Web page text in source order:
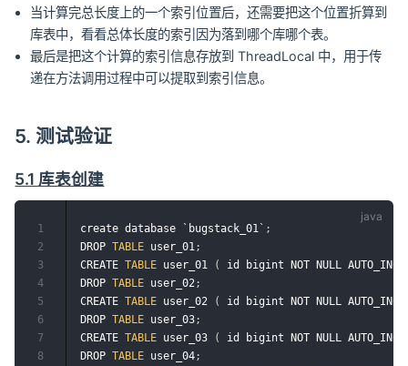
当计算完总长度上的一个索引位置后，还需要把这个位置折算到
库表中，看看总体长度的索引因为落到哪个库哪个表。
最后是把这个计算的索引信息存放到 ThreadLocal 中，用于传
递在方法调用过程中可以提取到索引信息。
5. 测试验证
5.1 库表创建
create database `bugstack_01` ;
DROP TABLE user_01;
CREATE TABLE user_01 (
id bigint NOT NULL
DROP TABLE user_02;
CREATE TABLE user_02 (
id bigint NOT NULL
DROP TABLE user_03;
CREATE TABLE user_03 (
id bigint NOT NULL
DROP TABLE user_04;
1
2
3
4
5
6
7
8